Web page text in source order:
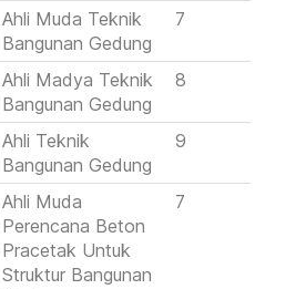
Ahli Muda Teknik
Bangunan Gedung
7
Ahli Madya Teknik
Bangunan Gedung
8
Ahli Teknik
Bangunan Gedung
9
Ahli Muda
Perencana Beton
Pracetak Untuk
Struktur Bangunan
7